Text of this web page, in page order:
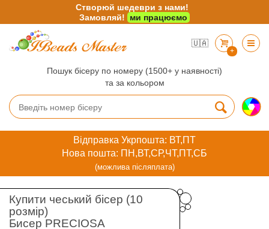
🇺🇦
+
Пошук бісеру по номеру (1500+ у наявності)
та за кольором
Відправка Укрпошта: ВТ,ПТ
Нова пошта: ПН,ВТ,СР,ЧТ,ПТ,СБ
(можлива післяплата)
Купити чеський бісер (10
розмір)
Бисер PRECIOSA
Створюй шедеври з нами!
Замовляй!
ми працюємо